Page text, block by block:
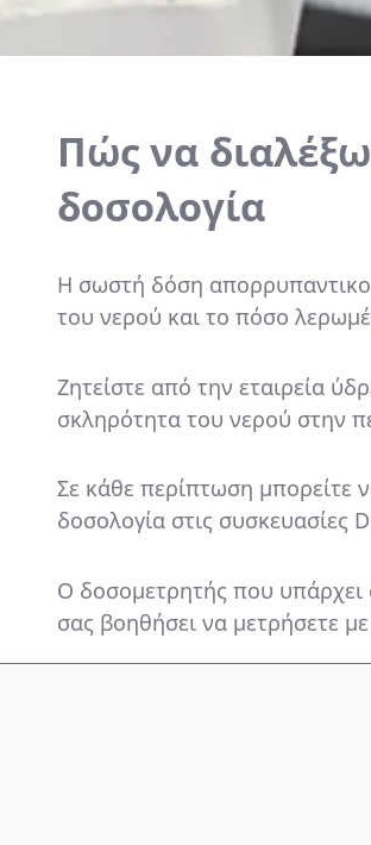
Πώς να
δοσολογία
Η σωστή δόση
του νερού και το πόσο
Ζητείστε από την εταιρεία
σκληρότητα του νερού στην
Σε κάθε περίπτωση μπορείτε
δοσολογία στις συσκευασίες
Ο δοσομετρητής που
σας βοηθήσει να μετρήσετε